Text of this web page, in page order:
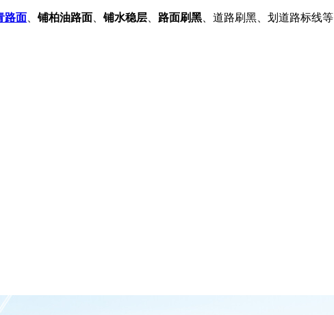
路面 铺柏油路面 铺水稳层 路面刷黑 、道路刷黑、划道路标线等